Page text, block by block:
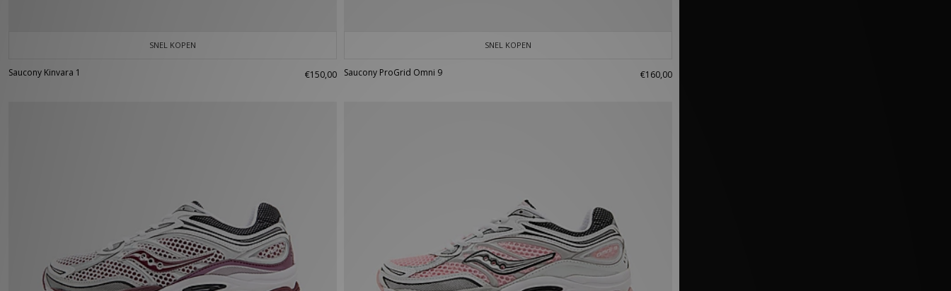
SNEL KOPEN
Saucony Kinvara 1 €150,00
SNEL KOPEN
Saucony ProGrid Omni 9 €160,00